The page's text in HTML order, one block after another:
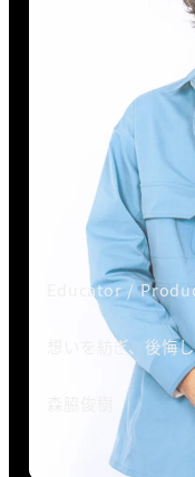
Educator /
想いを紡ぎ、後悔